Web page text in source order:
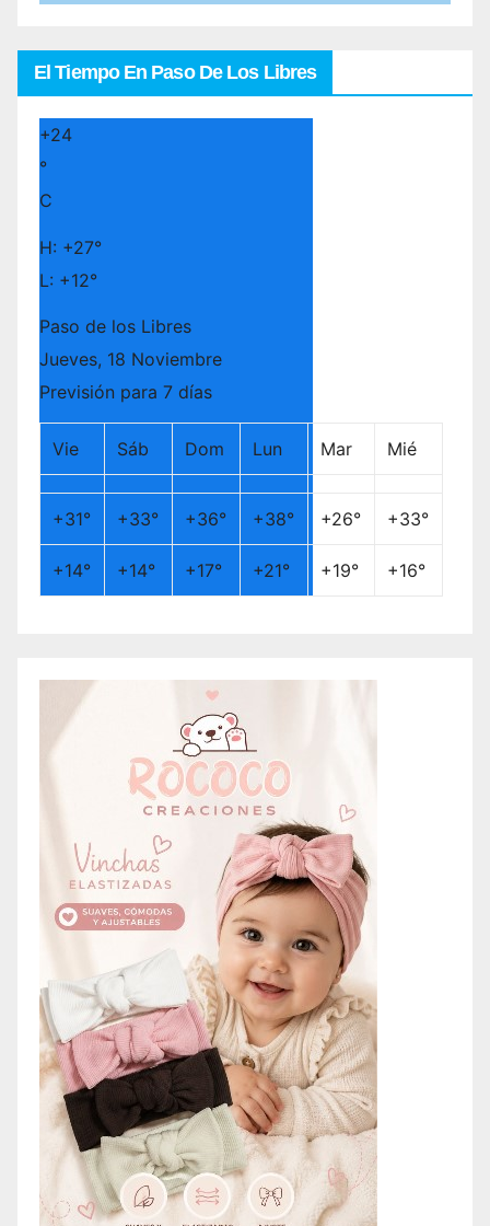
El Tiempo En Paso De Los Libres
+24
°
C
H: +27°
L: +12°
Paso de los Libres
Jueves, 18 Noviembre
Previsión para 7 días
Vie Sáb Dom Lun Mar Mié
+31° +33° +36° +38° +26° +33°
+14° +14° +17° +21° +19° +16°